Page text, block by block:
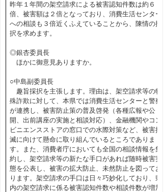
昨年１年間の架空請求による被害認知件数は約６
倍、被害額は２倍となっており、消費生活センター
への相談も３倍近くふえていることから、陳情の採
択を求めます。
◎銀杏委員長
ほかに御意見ありますか。
○中島副委員長
趣旨採択を主張します。理由は、架空請求等の特
殊詐欺に対して、本県では消費生活センターと警察
が連携し、被害防止策の普及啓発（各種広報や公
開、出前講座の実施と相談対応）、金融機関やコン
ビニエンスストアの窓口での水際対策など、被害撲
滅に向けて懸命に取り組んでいるところでありま
す。また、消費者庁においても全国の相談情報を集
約し、架空請求等の新たな手口があれば随時被害実
態を公表し、被害の拡大防止、未然防止を図ってお
ります。架空請求の手口は日々巧妙化しており、県
内の架空請求に係る被害認知件数や相談件数が増加